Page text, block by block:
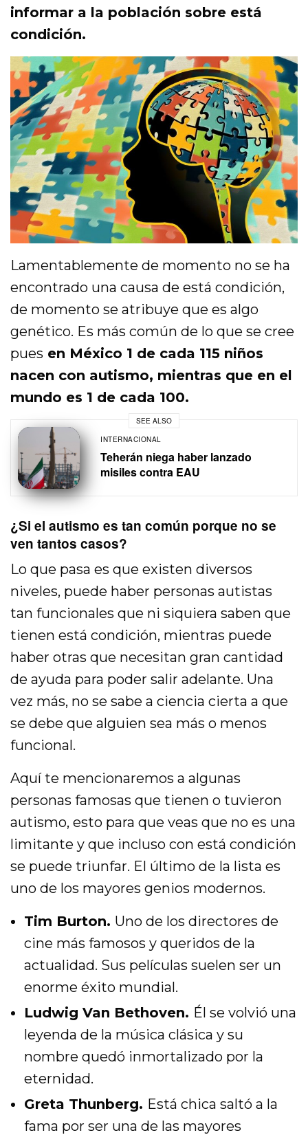
informar a la población sobre está
condición.
Lamentablemente de momento no se ha
encontrado una causa de está condición,
de momento se atribuye que es algo
genético. Es más común de lo que se cree
pues en México 1 de cada 115 niños
nacen con autismo, mientras que en el
mundo es 1 de cada 100.
SEE ALSO
INTERNACIONAL
Teherán niega haber lanzado
misiles contra EAU
¿Si el autismo es tan común porque no se
ven tantos casos?
Lo que pasa es que existen diversos
niveles, puede haber personas autistas
tan funcionales que ni siquiera saben que
tienen está condición, mientras puede
haber otras que necesitan gran cantidad
de ayuda para poder salir adelante. Una
vez más, no se sabe a ciencia cierta a que
se debe que alguien sea más o menos
funcional.
Aquí te mencionaremos a algunas
personas famosas que tienen o tuvieron
autismo, esto para que veas que no es una
limitante y que incluso con está condición
se puede triunfar. El último de la lista es
uno de los mayores genios modernos.
Tim Burton. Uno de los directores de
cine más famosos y queridos de la
actualidad. Sus películas suelen ser un
enorme éxito mundial.
Ludwig Van Bethoven. Él se volvió una
leyenda de la música clásica y su
nombre quedó inmortalizado por la
eternidad.
Greta Thunberg. Está chica saltó a la
fama por ser una de las mayores